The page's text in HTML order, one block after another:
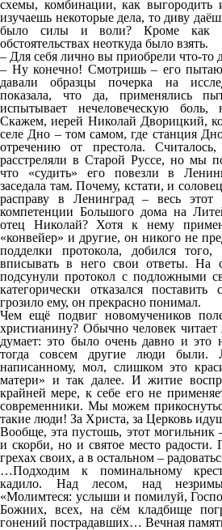
схемы, комбинации, как выгородить
изучаешь некоторые дела, то диву
было силы и воли? Кроме как
обстоятельствах неоткуда было взять.
– Для себя лично вы приобрели что-то
– Ну конечно! Смотришь – его
давали образцы почерка на
показала, что да, применялись
испытывает нечеловеческую боль,
Скажем, иерей Николай Дворицкий,
селе Дно – том самом, где станция
отречению от престола.
расстреляли в Старой Руссе, но мы
что «судить» его повезли в
заседала там. Почему, кстати, и
расправу в Ленинград – весь
компетенции Большого дома на
отец Николай? Хотя к нему
«конвейер» и другие, он никого не
подделки протокола, добился того,
вписывать в него свои ответы. На
подсунули протокол с подложными
категорически отказался
грозило ему, он прекрасно понимал.
Чем ещё подвиг новомучеников
христианину? Обычно человек
думает: это было очень давно и это
тогда совсем другие люди были.
написанному, мол, слишком это
матери» и так далее. И житие
крайней мере, к себе его не
современники. Мы можем
такие люди! За Христа, за Церковь
Вообще, эта пустошь, этот могильник
и скорби, но и святое место радости.
грехах своих, а в остальном –
…Подходим к поминальному
кадило. Над лесом, над
«Молимтеся: услыши и помилуй,
Божиих, всех, на сём кладбище
гонений пострадавших… Вечная